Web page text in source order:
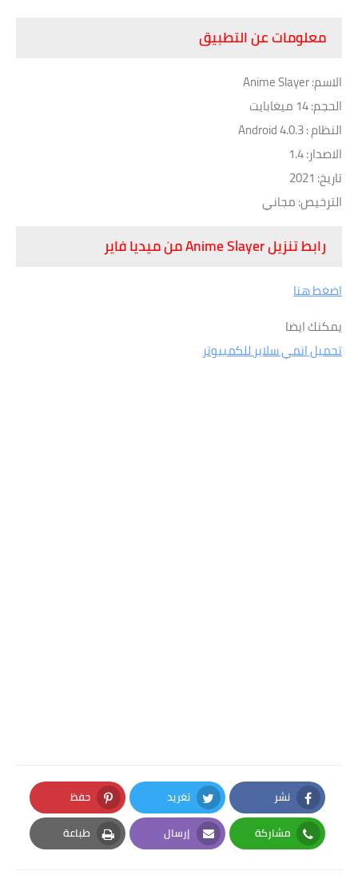
معلومات عن التطبيق
الاسم: Anime Slayer
الحجم: 14 ميغابايت
النظام : Android 4.0.3
الاصدار: 1.4
تاريخ: 2021
الترخيص: مجاني
رابط تنزيل Anime Slayer من ميديا فاير
اضغط هنا
يمكنك ايضا
تحميل انمي سلاير للكمبيوتر
نشر
Facebook
تغريد
Twitter
حفظ
Pinterest
مشاركة
Whatsapp
إرسال
Email
طباعة
Print